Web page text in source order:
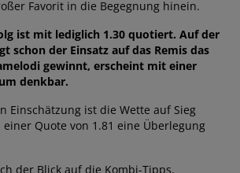
Favorit in die Begegnung hinein.
ist mit lediglich 1.30 quotiert. Auf der
schon der Einsatz auf das Remis das
gewinnt, erscheint mit einer
denkbar.
Einschätzung ist die Wette auf Sieg
einer Quote von 1.81 eine Überlegung
der Blick auf die Kombi-Tipps.